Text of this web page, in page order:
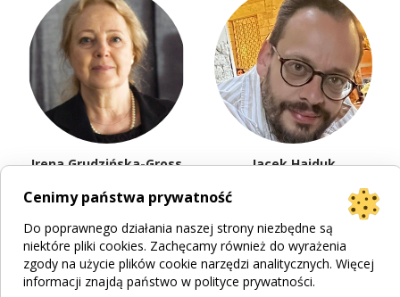
Irena Grudzińska-Gross Jacek Hajduk
Cenimy państwa prywatność
Do poprawnego działania naszej strony niezbędne są
niektóre pliki cookies. Zachęcamy również do wyrażenia
zgody na użycie plików cookie narzędzi analitycznych. Więcej
informacji znajdą państwo w polityce prywatności.